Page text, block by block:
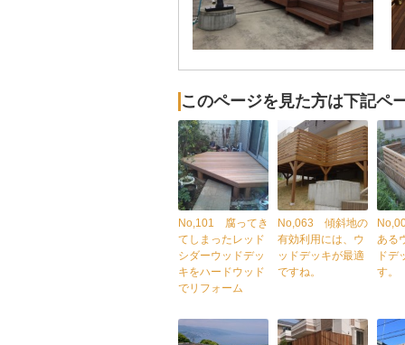
このページを見た方は下記ペ
No,101 腐ってき
てしまったレッド
シダーウッドデッ
キをハードウッド
でリフォーム
No,063 傾斜地の
有効利用には、ウ
ッドデッキが最適
ですね。
ある
ドデ
す。